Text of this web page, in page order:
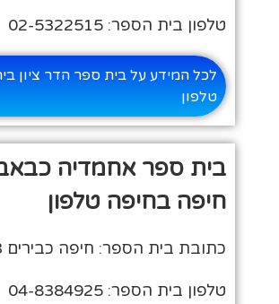
טלפון בית הספר: 02-5322515
לכל המידע על בית ספר הדר ציון
טלפון
בית ספר אחמדיה
חיפה בחיפה טלפון
כתובת בית הספר: חיפה כבירים 43
טלפון בית הספר: 04-8384925